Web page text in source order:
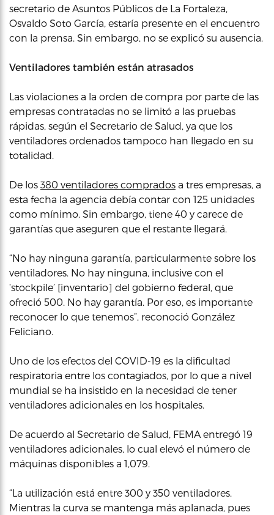
secretario de Asuntos Públicos de La Fortaleza,
Osvaldo Soto García, estaría presente en el encuentro
con la prensa. Sin embargo, no se explicó su ausencia.
Ventiladores también están atrasados
Las violaciones a la orden de compra por parte de las
empresas contratadas no se limitó a las pruebas
rápidas, según el Secretario de Salud, ya que los
ventiladores ordenados tampoco han llegado en su
totalidad.
De los 380 ventiladores comprados a tres empresas, a
esta fecha la agencia debía contar con 125 unidades
como mínimo. Sin embargo, tiene 40 y carece de
garantías que aseguren que el restante llegará.
“No hay ninguna garantía, particularmente sobre los
ventiladores. No hay ninguna, inclusive con el
‘stockpile’ [inventario] del gobierno federal, que
ofreció 500. No hay garantía. Por eso, es importante
reconocer lo que tenemos”, reconoció González
Feliciano.
Uno de los efectos del COVID-19 es la dificultad
respiratoria entre los contagiados, por lo que a nivel
mundial se ha insistido en la necesidad de tener
ventiladores adicionales en los hospitales.
De acuerdo al Secretario de Salud, FEMA entregó 19
ventiladores adicionales, lo cual elevó el número de
máquinas disponibles a 1,079.
“La utilización está entre 300 y 350 ventiladores.
Mientras la curva se mantenga más aplanada, pues